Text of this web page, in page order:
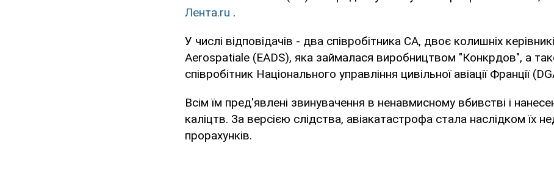
Лента.ru .
У числі відповідачів - два співробітника CA, двоє колишніх
Aerospatiale (EADS), яка займалася виробництвом "Конкрдов", а
співробітник Національного управління цивільної авіації Франції
Всім їм пред'явлені звинувачення в ненавмисному вбивстві і
каліцтв. За версією слідства, авіакатастрофа стала наслідком їх
прорахунків.